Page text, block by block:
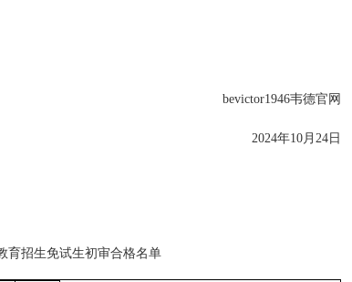
bevictor1946韦德官网
2024年10月24日
育招生免试生初审合格名单